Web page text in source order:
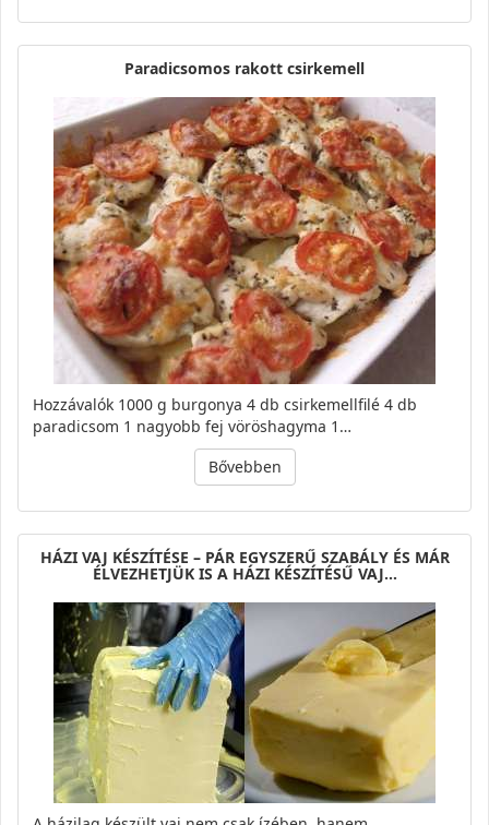
Paradicsomos rakott csirkemell
Hozzávalók 1000 g burgonya 4 db csirkemellfilé 4 db
paradicsom 1 nagyobb fej vöröshagyma 1…
Bővebben
HÁZI VAJ KÉSZÍTÉSE – PÁR EGYSZERŰ SZABÁLY ÉS MÁR
ÉLVEZHETJÜK IS A HÁZI KÉSZÍTÉSŰ VAJ…